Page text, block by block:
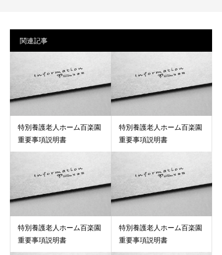
関連記事
特別養護老人ホーム百楽園
重要事項説明書
特別養護老人ホーム百楽園
重要事項説明書
特別養護老人ホーム百楽園
重要事項説明書
特別養護老人ホーム百楽園
重要事項説明書